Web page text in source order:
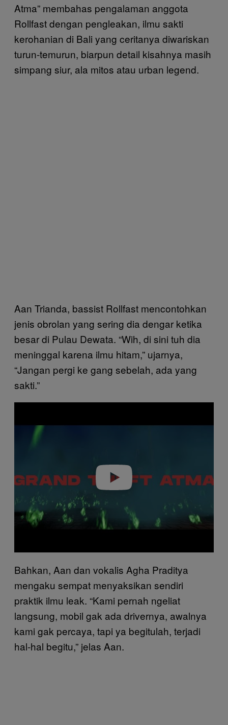
Atma” membahas pengalaman anggota
Rollfast dengan pengleakan, ilmu sakti
kerohanian di Bali yang ceritanya diwariskan
turun-temurun, biarpun detail kisahnya masih
simpang siur, ala mitos atau urban legend.
Aan Trianda, bassist Rollfast mencontohkan
jenis obrolan yang sering dia dengar ketika
besar di Pulau Dewata. “Wih, di sini tuh dia
meninggal karena ilmu hitam,” ujarnya,
“Jangan pergi ke gang sebelah, ada yang
sakti.”
Bahkan, Aan dan vokalis Agha Praditya
mengaku sempat menyaksikan sendiri
praktik ilmu leak. “Kami pernah ngeliat
langsung, mobil gak ada drivernya, awalnya
kami gak percaya, tapi ya begitulah, terjadi
hal-hal begitu,” jelas Aan.